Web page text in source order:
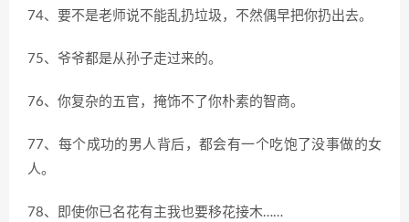
74、要不是老师说不能乱扔垃圾，不然偶早把你扔出去。
75、爷爷都是从孙子走过来的。
76、你复杂的五官，掩饰不了你朴素的智商。
77、每个成功的男人背后，都会有一个吃饱了没事做的女
人。
78、即使你已名花有主我也要移花接木……